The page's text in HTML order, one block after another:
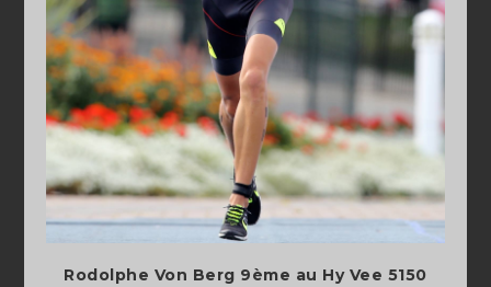
Rodolphe Von Berg 9ème au Hy Vee 5150